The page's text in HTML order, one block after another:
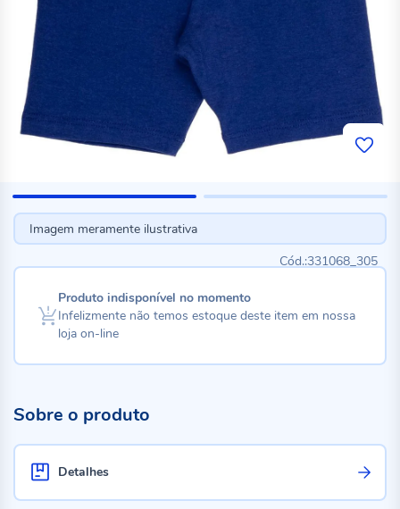
Imagem meramente ilustrativa
331068_305
Produto indisponível no momento
Infelizmente não temos estoque deste item em nossa
loja on-line
Sobre o produto
Detalhes